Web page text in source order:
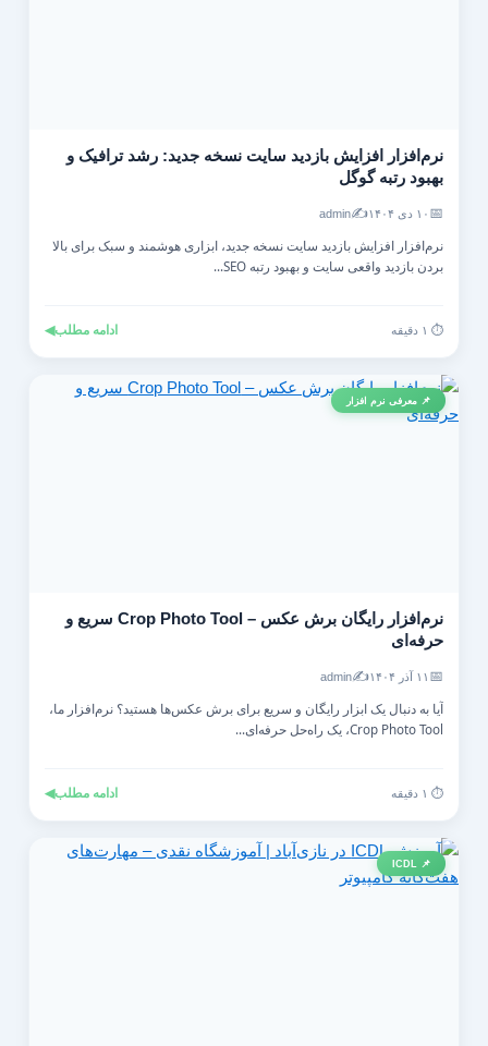
نرم‌افزار افزایش بازدید سایت نسخه جدید: رشد ترافیک و
بهبود رتبه گوگل
۱۰ دی ۱۴۰۴ ✍️
admin
نرم‌افزار افزایش بازدید سایت نسخه جدید، ابزاری هوشمند و سبک برای بالا
بردن بازدید واقعی سایت و بهبود رتبه SEO...
ادامه مطلب◀
📌 معرفی نرم افزار
نرم‌افزار رایگان برش عکس – Crop Photo Tool سریع و
حرفه‌ای
۱۱ آذر ۱۴۰۴ ✍️
admin
آیا به دنبال یک ابزار رایگان و سریع برای برش عکس‌ها هستید؟ نرم‌افزار ما،
Crop Photo Tool، یک راه‌حل حرفه‌ای...
ادامه مطلب◀
📌 ICDL